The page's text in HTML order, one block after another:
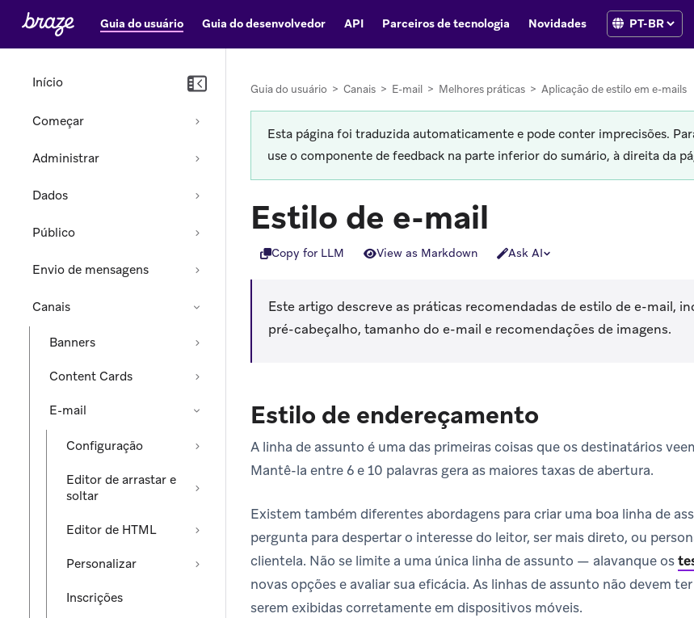
Guia do usuário Guia do desenvolvedor API Parceiros de tecnologia Novidades
Início
Começar
Administrar
Dados
Público
Envio de mensagens
Canais
Banners
Content Cards
E-mail
Configuração
Editor de arrastar e
soltar
Editor de HTML
Personalizar
Inscrições
Guia do usuário > Canais > E-mail > Melhores práticas > Aplicação de estilo em e-mails
Esta página foi traduzida automaticamente e pode conter imprecisões.
use o componente de feedback na parte inferior do sumário, à direita da
Estilo de e-mail
Copy for LLM View as Markdown Ask AI
Este artigo descreve as práticas recomendadas de estilo de e-mail,
pré-cabeçalho, tamanho do e-mail e recomendações de imagens.
Estilo de endereçamento
A linha de assunto é uma das primeiras coisas que os destinatários
Mantê-la entre 6 e 10 palavras gera as maiores taxas de abertura.
Existem também diferentes abordagens para criar uma boa linha de
pergunta para despertar o interesse do leitor, ser mais direto, ou
clientela. Não se limite a uma única linha de assunto — alavanque os
novas opções e avaliar sua eficácia. As linhas de assunto não devem
serem exibidas corretamente em dispositivos móveis.